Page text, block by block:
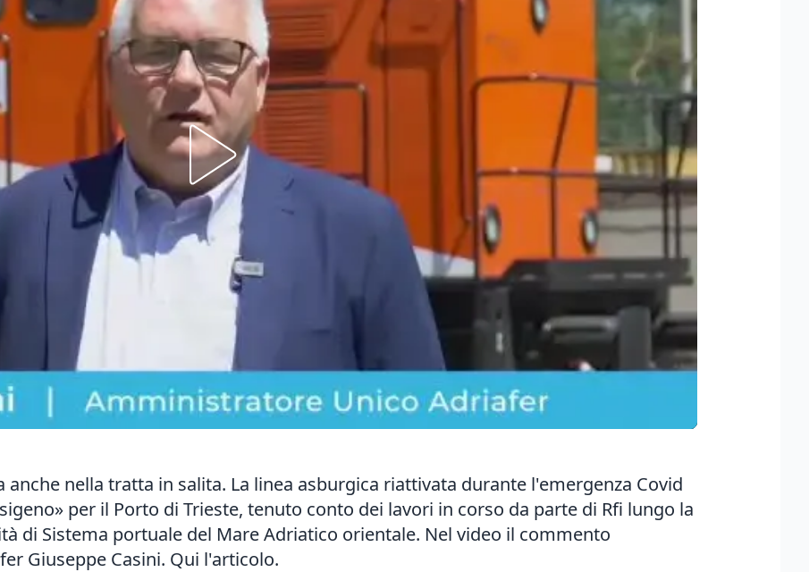
anche nella tratta in salita. La linea asburgica riattivata durante l'emergenza Covid
per il Porto di Trieste, tenuto conto dei lavori in corso da parte di Rfi lungo la
di Sistema portuale del Mare Adriatico orientale. Nel video il commento
Giuseppe Casini. Qui l'articolo.